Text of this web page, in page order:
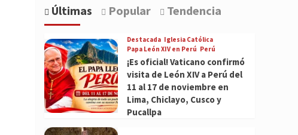
Últimas Popular Tendencia
Destacada Iglesia Católica
Papa León XIV en Perú Perú
¡Es oficial! Vaticano confirmó
visita de León XIV a Perú del
11 al 17 de noviembre en
Lima, Chiclayo, Cusco y
Pucallpa